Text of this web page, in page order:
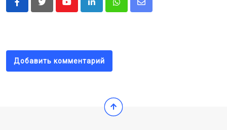
YoutubeLinkedInWhatsappShare
Добавить комментарий